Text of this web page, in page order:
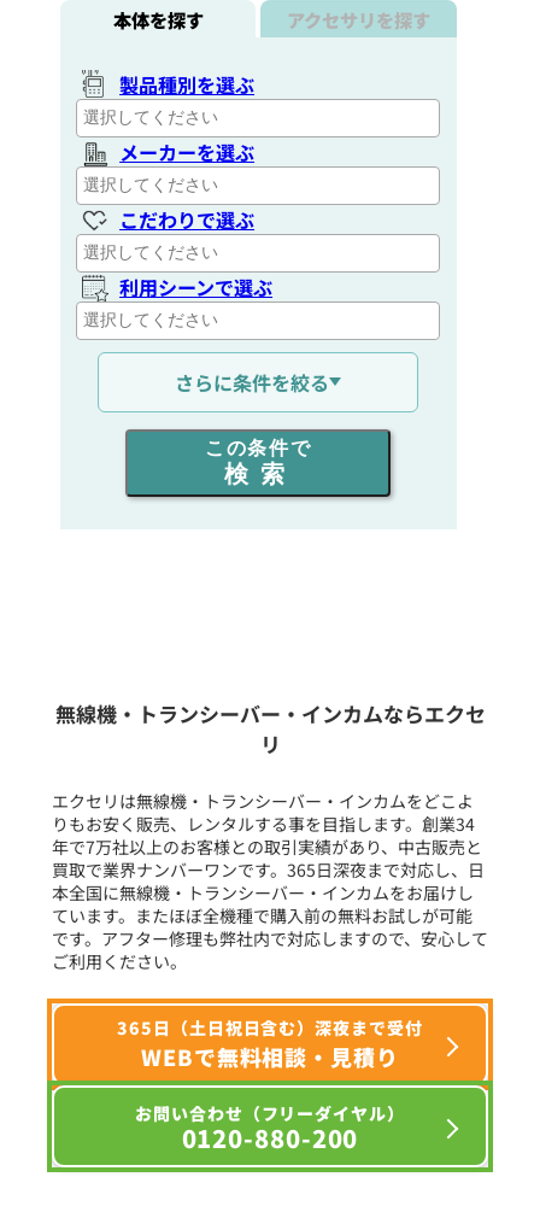
本体を探す アクセサリを探す
製品種別を選ぶ
メーカーを選ぶ
こだわりで選ぶ
利用シーンで選ぶ
通信距離を選ぶ
出力を選ぶ
同時通話人数を選ぶ
フリーワード入力(製品名等)
選択条件をリセット
さらに条件を絞る
この条件で
検索
無線機・トランシーバー・インカムならエクセ
リ
エクセリは無線機・トランシーバー・インカムをどこよ
りもお安く販売、レンタルする事を目指します。創業34
年で7万社以上のお客様との取引実績があり、中古販売と
買取で業界ナンバーワンです。365日深夜まで対応し、日
本全国に無線機・トランシーバー・インカムをお届けし
ています。またほぼ全機種で購入前の無料お試しが可能
です。アフター修理も弊社内で対応しますので、安心して
ご利用ください。
365日（土日祝日含む）深夜まで受付
WEBで無料相談・見積り
お問い合わせ（フリーダイヤル）
0120-880-200